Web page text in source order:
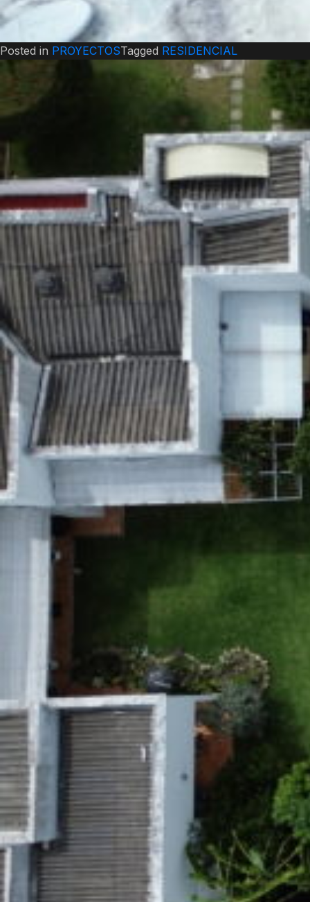
Posted in PROYECTOSTagged RESIDENCIAL